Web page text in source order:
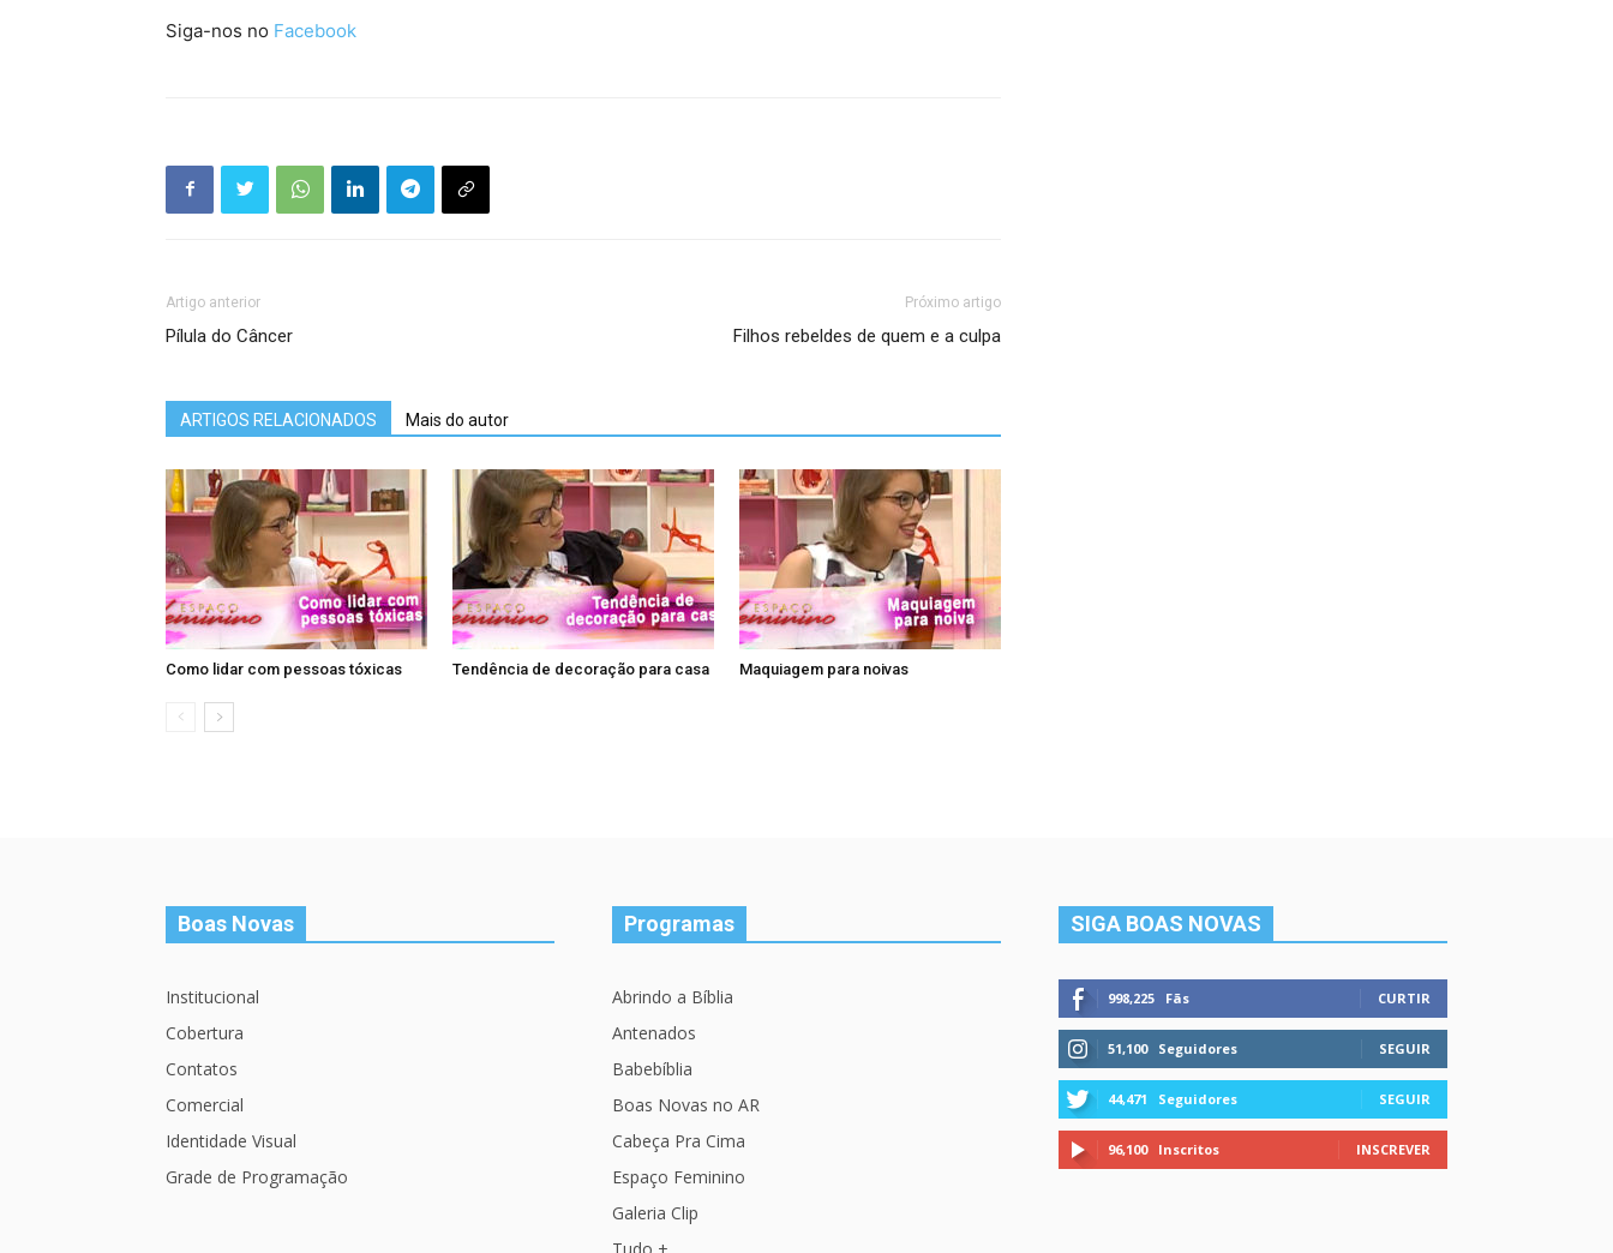
Siga-nos no Facebook
Artigo anterior
Pílula do Câncer
Próximo artigo
Filhos rebeldes de quem e a culpa
ARTIGOS RELACIONADOS Mais do autor
Como lidar com pessoas tóxicas Tendência de decoração para casa Maquiagem para noivas
Boas Novas
Institucional
Cobertura
Contatos
Comercial
Identidade Visual
Grade de Programação
Programas
Abrindo a Bíblia
Antenados
Babebíblia
Boas Novas no AR
Cabeça Pra Cima
Espaço Feminino
Galeria Clip
Tudo +
SIGA BOAS NOVAS
998,225 Fãs CURTIR
51,100 Seguidores SEGUIR
44,471 Seguidores SEGUIR
96,100 Inscritos INSCREVER